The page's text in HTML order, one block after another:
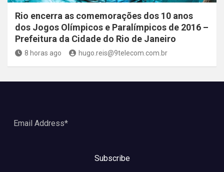
Rio encerra as comemorações dos 10 anos
dos Jogos Olímpicos e Paralímpicos de 2016 –
Prefeitura da Cidade do Rio de Janeiro
8 horas ago hugo.reis@9telecom.com.br
Subscribe